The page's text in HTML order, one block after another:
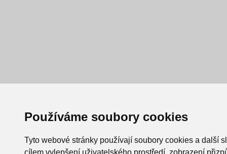
Používáme soubory cookies
Tyto webové stránky používají soubory cookies a další
cílem vylepšení uživatelského prostředí, zobrazení